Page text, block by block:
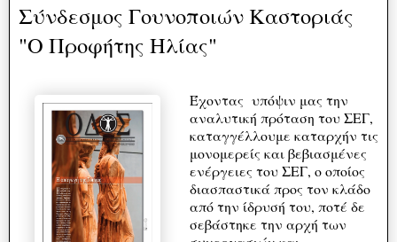
Σύνδεσμος Γουνοποιών Καστοριάς
"Ο Προφήτης Ηλίας"
Έχοντας υπόψιν μας την
αναλυτική πρόταση του ΣΕΓ,
καταγγέλλουμε καταρχήν τις
μονομερείς και βεβιασμένες
ενέργειες του ΣΕΓ, ο οποίος
διασπαστικά προς τον κλάδο
από την ίδρυσή του, ποτέ δε
σεβάστηκε την αρχή των